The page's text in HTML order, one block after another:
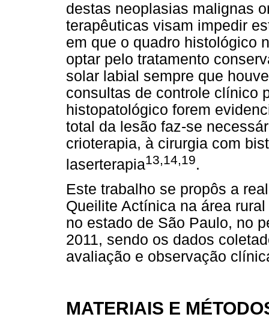
destas neoplasias malignas
terapêuticas visam impedir
em que o quadro histológico
optar pelo tratamento
solar labial sempre que
consultas de controle clínico
histopatológico forem
total da lesão faz-se
crioterapia, à cirurgia com
laserterapia13,14,19.
Este trabalho se propôs a
Queilite Actínica na área
no estado de São Paulo, no
2011, sendo os dados
avaliação e observação
MATERIAIS E